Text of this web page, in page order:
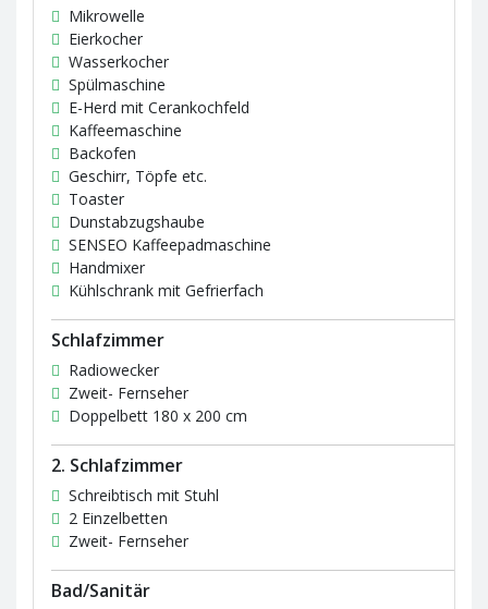
Mikrowelle
Eierkocher
Wasserkocher
Spülmaschine
E-Herd mit Cerankochfeld
Kaffeemaschine
Backofen
Geschirr, Töpfe etc.
Toaster
Dunstabzugshaube
SENSEO Kaffeepadmaschine
Handmixer
Kühlschrank mit Gefrierfach
Schlafzimmer
Radiowecker
Zweit- Fernseher
Doppelbett 180 x 200 cm
2. Schlafzimmer
Schreibtisch mit Stuhl
2 Einzelbetten
Zweit- Fernseher
Bad/Sanitär